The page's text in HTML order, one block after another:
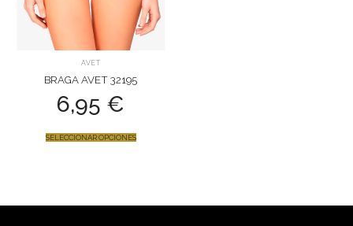
AVET
BRAGA AVET 32195
6,95 €
SELECCIONAR OPCIONES